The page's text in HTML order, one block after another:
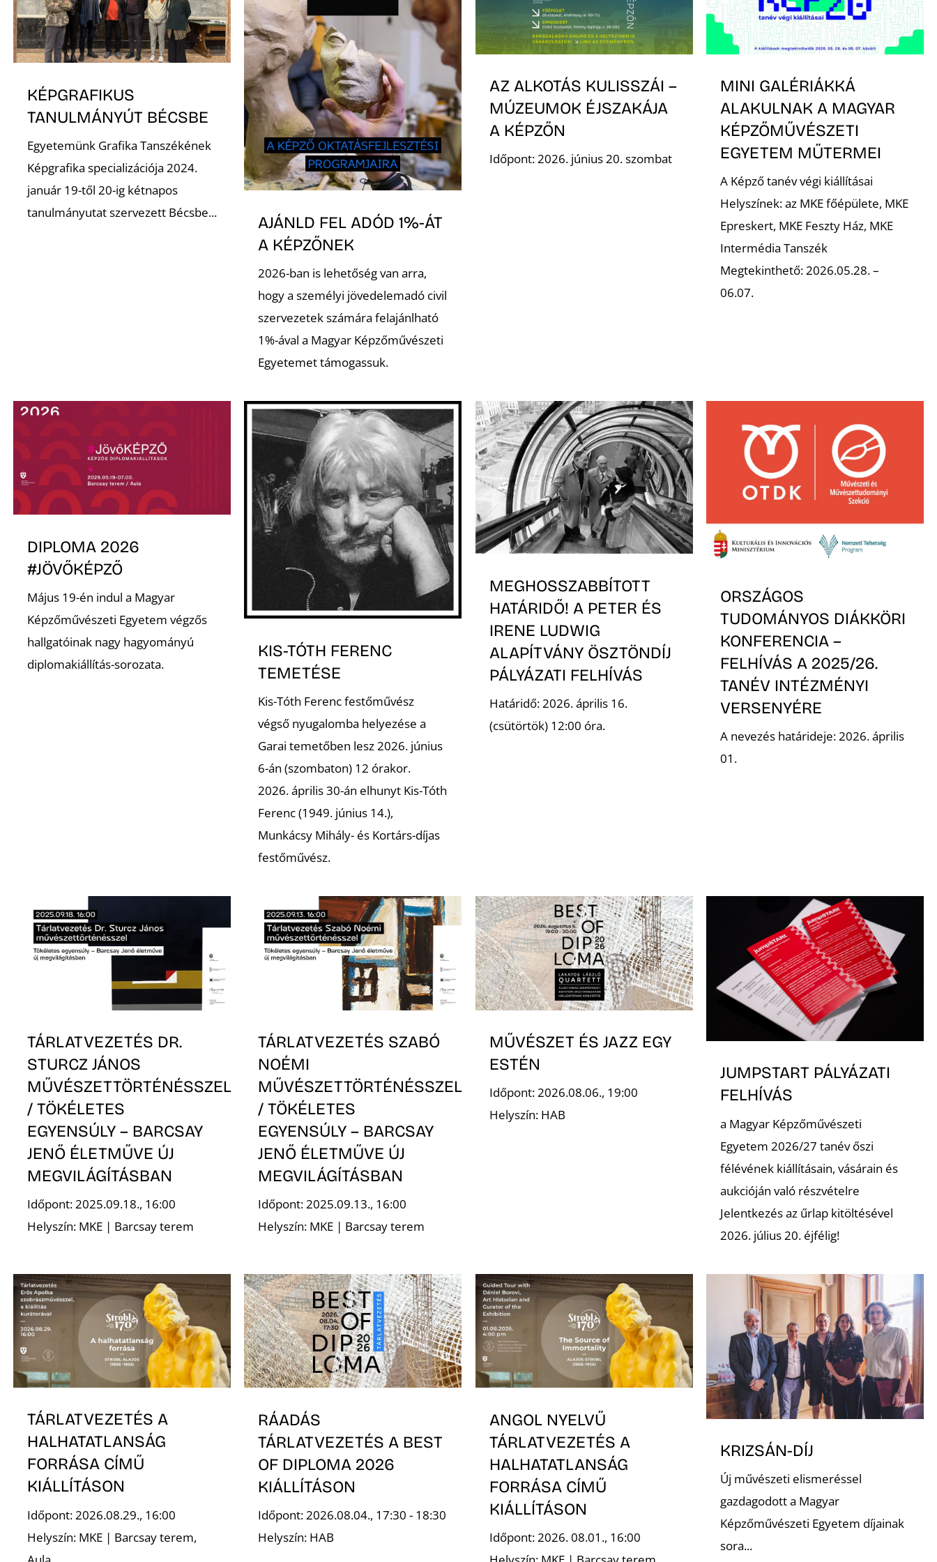
KÉPGRAFIKUS
TANULMÁNYÚT BÉCSBE
Egyetemünk Grafika Tanszékének
Képgrafika specializációja 2024.
január 19-től 20-ig kétnapos
tanulmányutat szervezett Bécsbe...
AJÁNLD FEL ADÓD 1%-ÁT
A KÉPZŐNEK
2026-ban is lehetőség van arra,
hogy a személyi jövedelemadó civil
szervezetek számára felajánlható
1%-ával a Magyar Képzőművészeti
Egyetemet támogassuk.
AZ ALKOTÁS KULISSZÁI –
MÚZEUMOK ÉJSZAKÁJA
A KÉPZŐN
Időpont: 2026. június 20. szombat
MINI GALÉRIÁKKÁ
ALAKULNAK A MAGYAR
KÉPZŐMŰVÉSZETI
EGYETEM MŰTERMEI
A Képző tanév végi kiállításai
Helyszínek: az MKE főépülete, MKE
Epreskert, MKE Feszty Ház, MKE
Intermédia Tanszék
Megtekinthető: 2026.05.28. –
06.07.
DIPLOMA 2026
#JÖVŐKÉPZŐ
Május 19-én indul a Magyar
Képzőművészeti Egyetem végzős
hallgatóinak nagy hagyományú
diplomakiállítás-sorozata.
KIS-TÓTH FERENC
TEMETÉSE
Kis-Tóth Ferenc festőművész
végső nyugalomba helyezése a
Garai temetőben lesz 2026. június
6-án (szombaton) 12 órakor.
2026. április 30-án elhunyt Kis-Tóth
Ferenc (1949. június 14.),
Munkácsy Mihály- és Kortárs-díjas
festőművész.
MEGHOSSZABBÍTOTT
HATÁRIDŐ! A PETER ÉS
IRENE LUDWIG
ALAPÍTVÁNY ÖSZTÖNDÍJ
PÁLYÁZATI FELHÍVÁS
Határidő: 2026. április 16.
(csütörtök) 12:00 óra.
ORSZÁGOS
TUDOMÁNYOS DIÁKKÖRI
KONFERENCIA –
FELHÍVÁS A 2025/26.
TANÉV INTÉZMÉNYI
VERSENYÉRE
A nevezés határideje: 2026. április
01.
TÁRLATVEZETÉS DR.
STURCZ JÁNOS
MŰVÉSZETTÖRTÉNÉSSZEL
/ TÖKÉLETES
EGYENSÚLY – BARCSAY
JENŐ ÉLETMŰVE ÚJ
MEGVILÁGÍTÁSBAN
Időpont: 2025.09.18., 16:00
Helyszín: MKE | Barcsay terem
TÁRLATVEZETÉS SZABÓ
NOÉMI
MŰVÉSZETTÖRTÉNÉSSZEL
/ TÖKÉLETES
EGYENSÚLY – BARCSAY
JENŐ ÉLETMŰVE ÚJ
MEGVILÁGÍTÁSBAN
Időpont: 2025.09.13., 16:00
Helyszín: MKE | Barcsay terem
MŰVÉSZET ÉS JAZZ EGY
ESTÉN
Időpont: 2026.08.06., 19:00
Helyszín: HAB
JUMPSTART PÁLYÁZATI
FELHÍVÁS
a Magyar Képzőművészeti
Egyetem 2026/27 tanév őszi
félévének kiállításain, vásárain és
aukcióján való részvételre
Jelentkezés az űrlap kitöltésével
2026. július 20. éjfélig!
TÁRLATVEZETÉS A
HALHATATLANSÁG
FORRÁSA CÍMŰ
KIÁLLÍTÁSON
Időpont: 2026.08.29., 16:00
Helyszín: MKE | Barcsay terem,
RÁADÁS
TÁRLATVEZETÉS A BEST
OF DIPLOMA 2026
KIÁLLÍTÁSON
Időpont: 2026.08.04., 17:30 - 18:30
Helyszín: HAB
ANGOL NYELVŰ
TÁRLATVEZETÉS A
HALHATATLANSÁG
FORRÁSA CÍMŰ
KIÁLLÍTÁSON
Időpont: 2026. 08.01., 16:00
KRIZSÁN-DÍJ
Új művészeti elismeréssel
gazdagodott a Magyar
Képzőművészeti Egyetem díjainak
sora...